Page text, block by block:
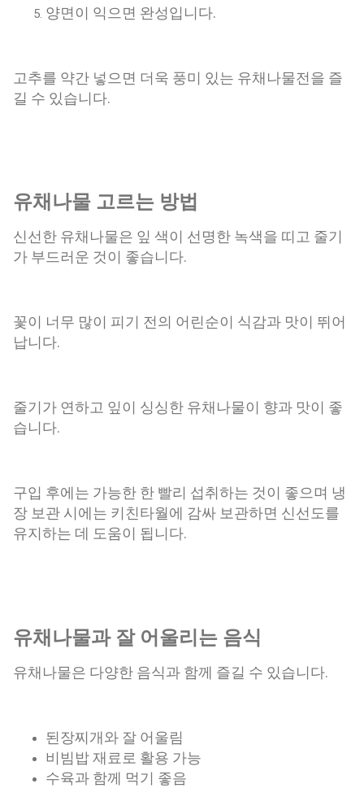
양면이 익으면 완성입니다.
고추를 약간 넣으면 더욱 풍미 있는 유채나물전을 즐
길 수 있습니다.
유채나물 고르는 방법
신선한 유채나물은 잎 색이 선명한 녹색을 띠고 줄기
가 부드러운 것이 좋습니다.
꽃이 너무 많이 피기 전의 어린순이 식감과 맛이 뛰어
납니다.
줄기가 연하고 잎이 싱싱한 유채나물이 향과 맛이 좋
습니다.
구입 후에는 가능한 한 빨리 섭취하는 것이 좋으며 냉
장 보관 시에는 키친타월에 감싸 보관하면 신선도를
유지하는 데 도움이 됩니다.
유채나물과 잘 어울리는 음식
유채나물은 다양한 음식과 함께 즐길 수 있습니다.
된장찌개와 잘 어울림
비빔밥 재료로 활용 가능
수육과 함께 먹기 좋음